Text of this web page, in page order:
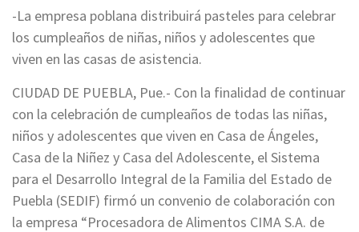
-La empresa poblana distribuirá pasteles para celebrar
los cumpleaños de niñas, niños y adolescentes que
viven en las casas de asistencia.
CIUDAD DE PUEBLA, Pue.- Con la finalidad de continuar
con la celebración de cumpleaños de todas las niñas,
niños y adolescentes que viven en Casa de Ángeles,
Casa de la Niñez y Casa del Adolescente, el Sistema
para el Desarrollo Integral de la Familia del Estado de
Puebla (SEDIF) firmó un convenio de colaboración con
la empresa “Procesadora de Alimentos CIMA S.A. de